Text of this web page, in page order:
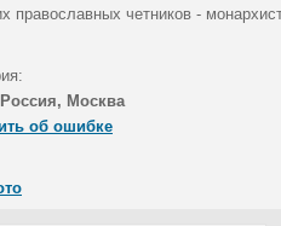
православных четников -
Россия, Москва
об ошибке